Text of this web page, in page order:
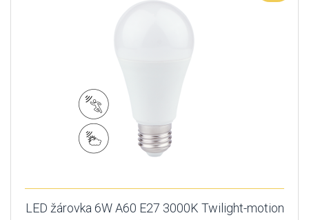
LED žárovka 6W A60 E27 3000K Twilight-motion